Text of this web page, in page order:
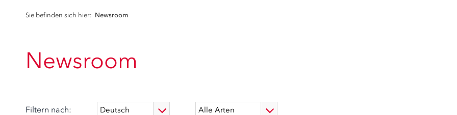
Sie befinden sich hier: Newsroom
Newsroom
Filtern nach: